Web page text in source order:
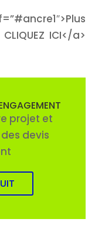
ICI</a>
projet et
devis